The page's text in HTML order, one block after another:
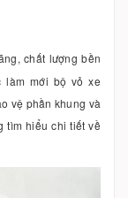
chất lượng bền
làm mới bộ vỏ xe
vệ phần khung và
tìm hiểu chi tiết về